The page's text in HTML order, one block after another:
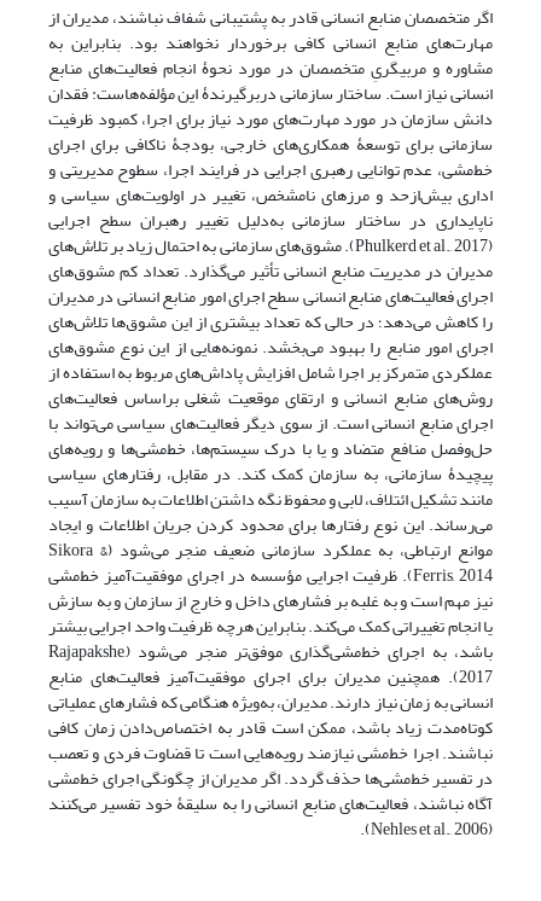
اگر متخصصان منابع انسانی قادر به پشتیبانی شفاف نباشند، مدیران از
مهارت‌های منابع انسانی کافی برخوردار نخواهند بود. بنابراین به
مشاوره و مربیگریِ متخصصان در مورد نحوۀ انجام فعالیت‌های منابع
انسانی نیاز است. ساختار سازمانی دربرگیرندۀ این مؤلفه‌هاست: فقدان
دانش سازمان در مورد مهارت‌های مورد نیاز برای اجرا، کمبود ظرفیت
سازمانی برای توسعۀ همکاری‌های خارجی، بودجۀ ناکافی برای اجرای
خط‌مشی، عدم توانایی رهبری اجرایی در فرایند اجرا، سطوح مدیریتی و
اداری بیش‌ازحد و مرزهای نامشخص، تغییر در اولویت‌های سیاسی و
ناپایداری در ساختار سازمانی به‌دلیل تغییر رهبران سطح اجرایی
(Phulkerd et al., 2017). مشوق‌های سازمانی به احتمال زیاد بر تلاش‌های
مدیران در مدیریت منابع انسانی تأثیر می‌گذارد. تعداد کم مشوق‌های
اجرای فعالیت‌های منابع انسانی سطح اجرای امور منابع انسانی در مدیران
را کاهش می‌دهد؛ در حالی که تعداد بیشتری از این مشوق‌ها تلاش‌های
اجرای امور منابع را بهبود می‌بخشد. نمونه‌هایی از این نوع مشوق‌های
عملکردی متمرکز بر اجرا شامل افزایش پاداش‌های مربوط به استفاده از
روش‌های منابع انسانی و ارتقای موقعیت شغلی براساس فعالیت‌های
اجرای منابع انسانی است. از سوی دیگر فعالیت‌های سیاسی می‌تواند با
حل‌وفصل منافع متضاد و یا با درک سیستم‌ها، خط‌مشی‌ها و رویه‌های
پیچیدۀ سازمانی، به سازمان کمک کند. در مقابل، رفتارهای سیاسی
مانند تشکیل ائتلاف، لابی و محفوظ نگه داشتن اطلاعات به سازمان آسیب
می‌رساند. این نوع رفتارها برای محدود کردن جریان اطلاعات و ایجاد
موانع ارتباطی، به عملکرد سازمانی ضعیف منجر می‌شود (Sikora &
Ferris, 2014). ظرفیت اجرایی مؤسسه در اجرای موفقیت‌آمیز خط‌مشی
نیز مهم است و به غلبه بر فشارهای داخل و خارج از سازمان و به سازش
یا انجام تغییراتی کمک می‌کند. بنابراین هرچه ظرفیت واحد اجرایی بیشتر
باشد، به اجرای خط‌مشی‌گذاری موفق‌تر منجر می‌شود (Rajapakshe,
2017). همچنین مدیران برای اجرای موفقیت‌آمیز فعالیت‌های منابع
انسانی به زمان نیاز دارند. مدیران، به‌ویژه هنگامی که فشارهای عملیاتی
کوتاه‌مدت زیاد باشد، ممکن است قادر به اختصاص‌دادن زمان کافی
نباشند. اجرا خط‌مشی نیازمند رویه‌هایی است تا قضاوت فردی و تعصب
در تفسیر خط‌مشی‌ها حذف گردد. اگر مدیران از چگونگی اجرای خط‌مشی
آگاه نباشند، فعالیت‌های منابع انسانی را به سلیقۀ خود تفسیر می‌کنند
(Nehles et al., 2006).